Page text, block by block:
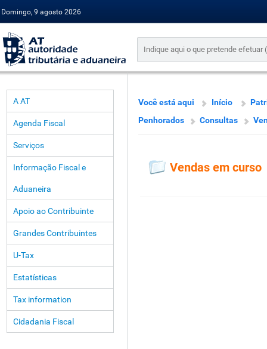
Domingo, 9 agosto 2026
A AT
Agenda Fiscal
Serviços
Informação Fiscal e
Aduaneira
Apoio ao Contribuinte
Grandes Contribuintes
U-Tax
Estatísticas
Tax information
Cidadania Fiscal
Você está aqui Início
Penhorados
Consultas
Vendas em curso